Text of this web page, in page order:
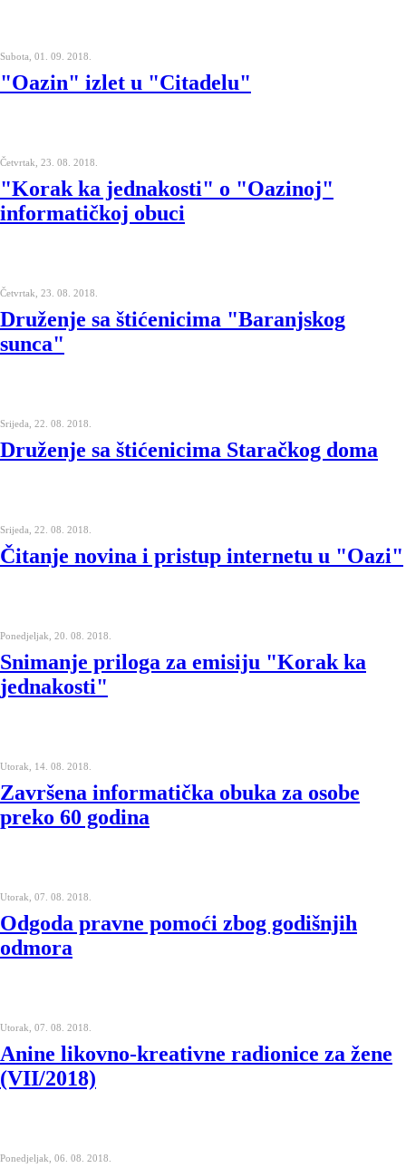
Subota, 01. 09. 2018.
"Oazin" izlet u "Citadelu"
Četvrtak, 23. 08. 2018.
"Korak ka jednakosti" o "Oazinoj"
informatičkoj obuci
Četvrtak, 23. 08. 2018.
Druženje sa štićenicima "Baranjskog
sunca"
Srijeda, 22. 08. 2018.
Druženje sa štićenicima Staračkog doma
Srijeda, 22. 08. 2018.
Čitanje novina i pristup internetu u "Oazi"
Ponedjeljak, 20. 08. 2018.
Snimanje priloga za emisiju "Korak ka
jednakosti"
Utorak, 14. 08. 2018.
Završena informatička obuka za osobe
preko 60 godina
Utorak, 07. 08. 2018.
Odgoda pravne pomoći zbog godišnjih
odmora
Utorak, 07. 08. 2018.
Anine likovno-kreativne radionice za žene
(VII/2018)
Ponedjeljak, 06. 08. 2018.